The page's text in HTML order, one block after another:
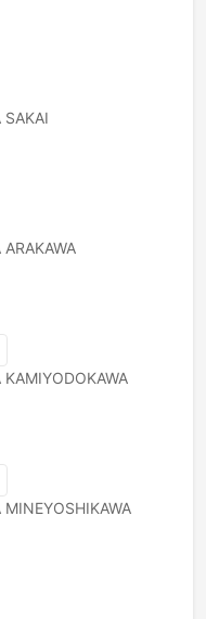
SAKAI
ARAKAWA
KAMIYODOKAWA
MINEYOSHIKAWA